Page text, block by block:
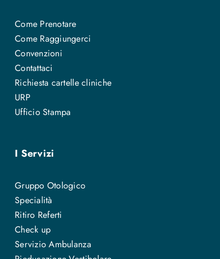
Come Prenotare
Come Raggiungerci
Convenzioni
Contattaci
Richiesta cartelle cliniche
URP
Ufficio Stampa
I Servizi
Gruppo Otologico
Specialità
Ritiro Referti
Check up
Servizio Ambulanza